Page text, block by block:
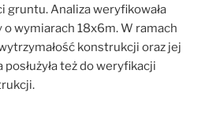
gruntu. Analiza weryfikowała
wymiarach 18x6m. W ramach
konstrukcji oraz jej
też do weryfikacji